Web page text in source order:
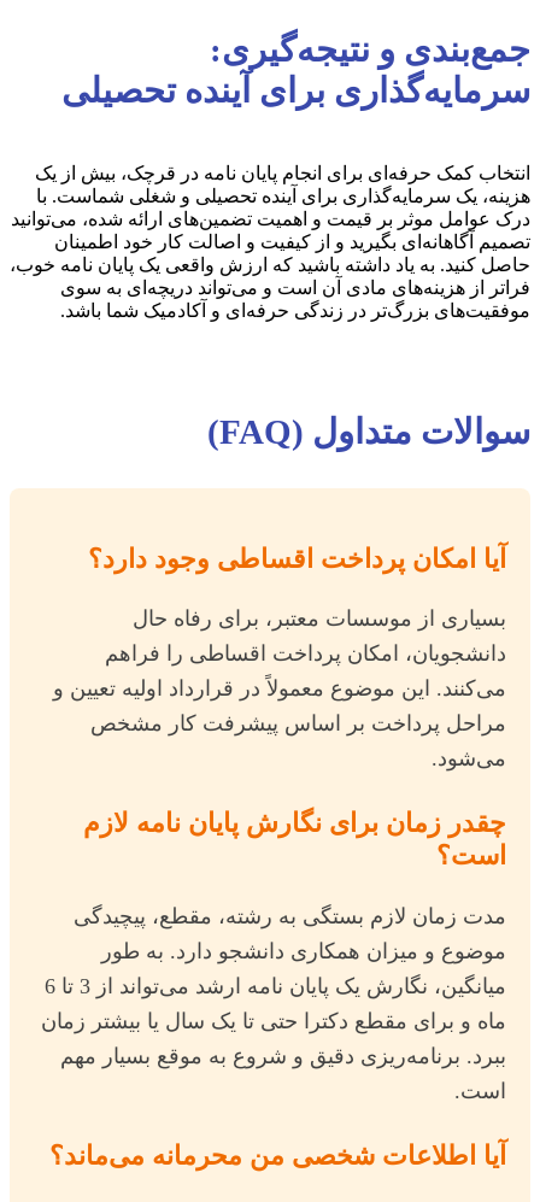
جمع‌بندی و نتیجه‌گیری:
سرمایه‌گذاری برای آینده تحصیلی
انتخاب کمک حرفه‌ای برای انجام پایان نامه در قرچک، بیش از یک
هزینه، یک سرمایه‌گذاری برای آینده تحصیلی و شغلی شماست. با
درک عوامل موثر بر قیمت و اهمیت تضمین‌های ارائه شده، می‌توانید
تصمیم آگاهانه‌ای بگیرید و از کیفیت و اصالت کار خود اطمینان
حاصل کنید. به یاد داشته باشید که ارزش واقعی یک پایان نامه خوب،
فراتر از هزینه‌های مادی آن است و می‌تواند دریچه‌ای به سوی
موفقیت‌های بزرگ‌تر در زندگی حرفه‌ای و آکادمیک شما باشد.
سوالات متداول (FAQ)
آیا امکان پرداخت اقساطی وجود دارد؟
بسیاری از موسسات معتبر، برای رفاه حال
دانشجویان، امکان پرداخت اقساطی را فراهم
می‌کنند. این موضوع معمولاً در قرارداد اولیه تعیین و
مراحل پرداخت بر اساس پیشرفت کار مشخص
می‌شود.
چقدر زمان برای نگارش پایان نامه لازم
است؟
مدت زمان لازم بستگی به رشته، مقطع، پیچیدگی
موضوع و میزان همکاری دانشجو دارد. به طور
میانگین، نگارش یک پایان نامه ارشد می‌تواند از 3 تا 6
ماه و برای مقطع دکترا حتی تا یک سال یا بیشتر زمان
ببرد. برنامه‌ریزی دقیق و شروع به موقع بسیار مهم
است.
آیا اطلاعات شخصی من محرمانه می‌ماند؟